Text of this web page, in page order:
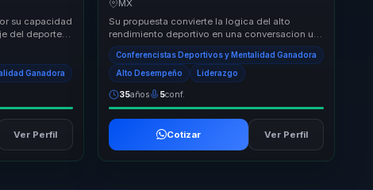
su capacidad
del deporte
del ...
Ganadora
Ver Perfil
MX
Su propuesta convierte la logica del alto
rendimiento deportivo en una conversacion util
para negocio. Traduce disciplina, resistencia
me...
Conferencistas Deportivos y Mentalidad Ganadora
Alto Desempeño Liderazgo
35años 5conf.
Cotizar Ver Perfil